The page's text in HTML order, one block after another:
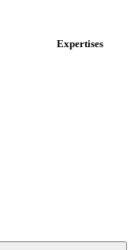
Expertises